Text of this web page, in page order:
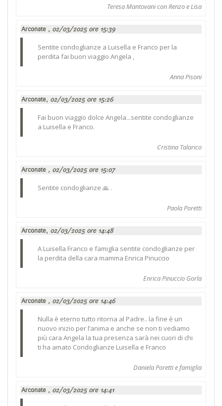
Teresa Mantovani con Renzo e Lisa
Arconate , 02/03/2025 ore 15:39
Sentite condoglianze a Luisella e Franco per la
perdita fai buon viaggio Angela ,
Anna Pisoni
Arconate, 02/03/2025 ore 15:26
Fai buon viaggio dolce Angela...sentite condoglianze
a Luisella e Franco.
Cristina Talarico
Arconate , 02/03/2025 ore 15:07
Sentite condoglianze 🙏 .
Paola Poretti
Arconate, 02/03/2025 ore 14:48
A Luisella Franco e famiglia sentite condoglianze per
la perdita della cara mamma Enrica Pinuccio
Enrica Pinuccio Gorla
Arconate , 02/03/2025 ore 14:46
Nulla è eterno tutto ritorna al Padre.. la fine è un
nuovo inizio per l’anima e anche se non ti vediamo
più cara Angela la tua presenza sarà nei cuori di chi
ti ha amato Condoglianze Luisella e Franco
Daniela Poretti e famiglia
Arconate , 02/03/2025 ore 14:41